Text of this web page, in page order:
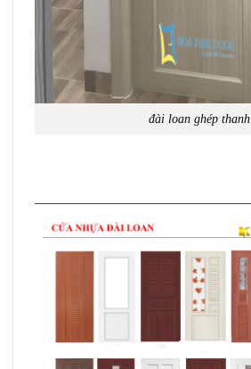
đài loan ghép thanh